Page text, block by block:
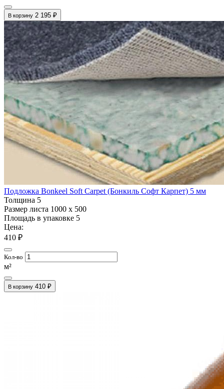
В корзину 2 195 ₽
Подложка Bonkeel Soft Carpet (Бонкиль Софт Карпет) 5 мм
Толщина 5
Размер листа 1000 х 500
Площадь в упаковке 5
Цена:
410 ₽
Кол-во
м²
В корзину 410 ₽